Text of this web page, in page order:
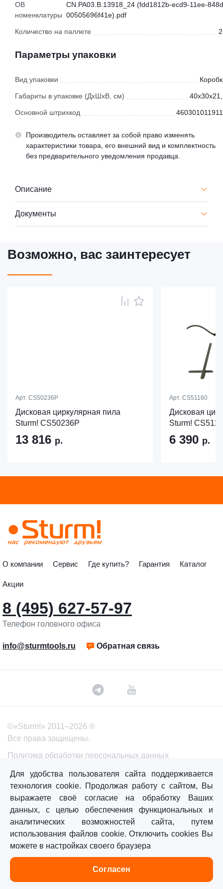
ОВ
номенклатуры
CN.РА03.В.13918_24 (fdd1812b-ecd9-11ee-
00505696f41e).pdf
Количество на паллете
Параметры упаковки
Вид упаковки
Габариты в упаковке (ДхШхВ, см)
Основной штрихкод
Производитель оставляет за собой право изменять
характеристики товара, его внешний вид и комплектность
без предварительного уведомления продавца.
Описание
Документы
Возможно, вас заинтересует
Арт. CS50236P
Дисковая циркулярная пила
Sturm! CS50236P
13 816 р.
Арт. CS51160
Дисковая
Sturm!
6 390 р.
О компании Сервис Где купить? Гарантия Каталог
Акции
8 (495) 627-57-97
Телефон головного офиса
info@sturmtools.ru Обратная связь
©«Sturm!» 2011–2026 ®
Все права защищены.
Политика обработки персональных данных
Согласие на обработку персональных данных
Главная Каталог Сравнение Избранное
Для удобства пользователя сайта поддерживается
технология cookie. Продолжая работу с сайтом, Вы
выражаете своё согласие на обработку Ваших
данных, с целью обеспечения функциональных и
аналитических возможностей сайта, путем
использования файлов cookie. Отключить cookies Вы
можете в настройках своего браузера
Согласен